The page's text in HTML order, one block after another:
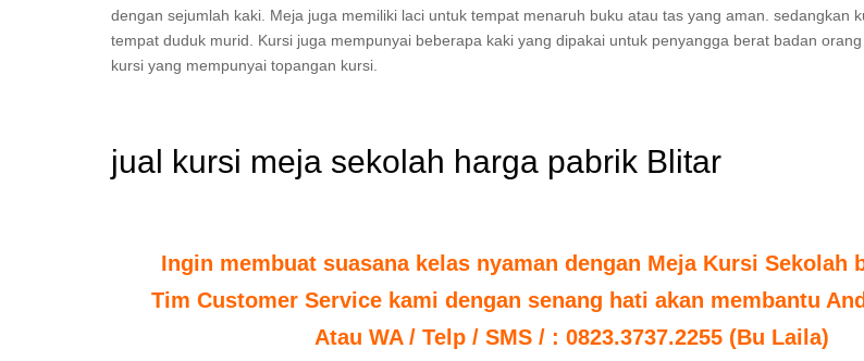
dengan sejumlah kaki. Meja juga memiliki laci untuk tempat menaruh buku atau tas yang aman. sedangkan
tempat duduk murid. Kursi juga mempunyai beberapa kaki yang dipakai untuk penyangga berat badan
kursi yang mempunyai topangan kursi.
jual kursi meja sekolah harga pabrik Blitar
Ingin membuat suasana kelas nyaman dengan Meja Kursi Sekolah
Tim Customer Service kami dengan senang hati akan membantu
Atau WA / Telp / SMS / : 0823.3737.2255 (Bu Laila)